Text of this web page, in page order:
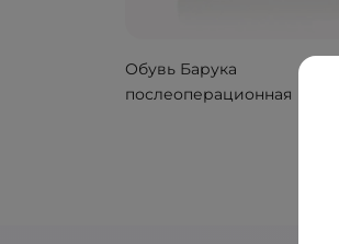
Обувь Барука
послеоперационная